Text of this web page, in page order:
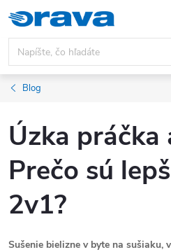
Prejsť na obsah
Blog
Úzka práčka
Prečo sú
2v1?
Sušenie bielizne v byte na sušiaku,